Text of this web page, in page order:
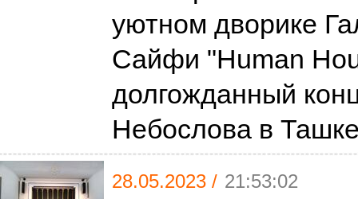
уютном дворике
Сайфи "Human
долгожданный
Небослова в
28.05.2023 / 21:53:02